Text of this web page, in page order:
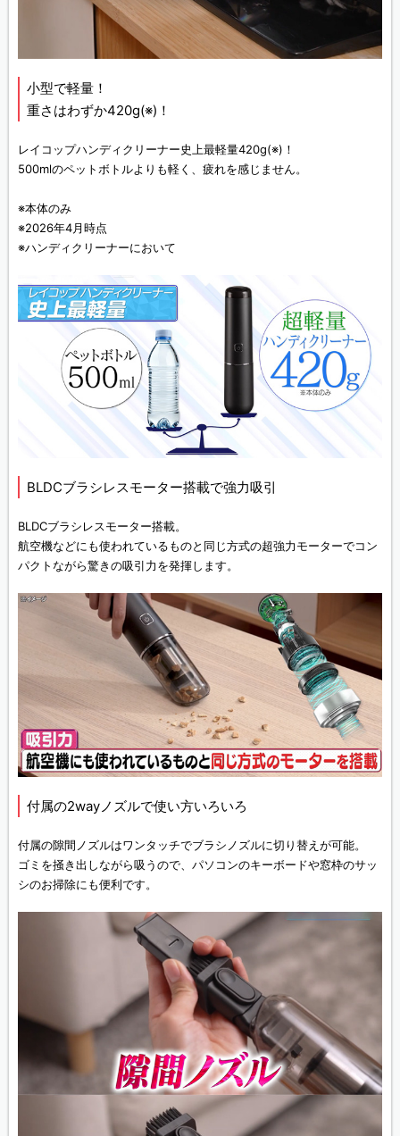
小型で軽量！
重さはわずか420g(※)！
レイコップハンディクリーナー史上最軽量420g(※) ！
500mlのペットボトルよりも軽く、疲れを感じません。
※本体のみ
※2026年4月時点
※ハンディクリーナーにおいて
BLDCブラシレスモーター搭載で強力吸引
BLDCブラシレスモーター搭載。
航空機などにも使われているものと同じ方式の超強力モーターでコン
パクトながら驚きの吸引力を発揮します。
付属の2wayノズルで使い方いろいろ
付属の隙間ノズルはワンタッチでブラシノズルに切り替えが可能。
ゴミを掻き出しながら吸うので、パソコンのキーボードや窓枠のサッ
シのお掃除にも便利です。